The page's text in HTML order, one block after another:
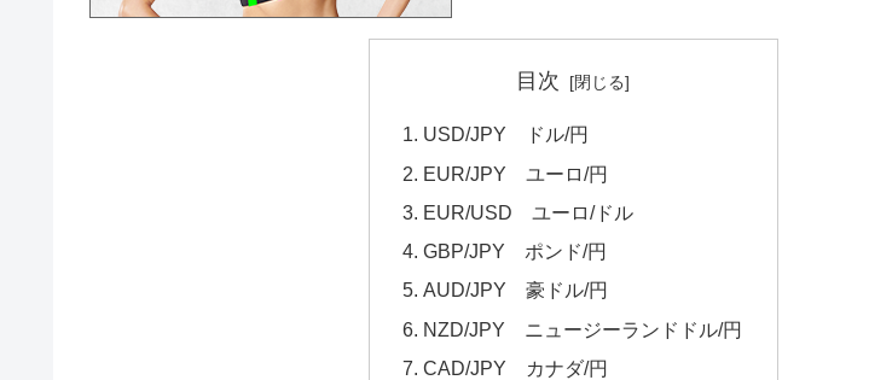
目次
USD/JPY ドル/円
EUR/JPY ユーロ/円
EUR/USD ユーロ/ドル
GBP/JPY ポンド/円
AUD/JPY 豪ドル/円
NZD/JPY ニュージーランドドル/円
CAD/JPY カナダ/円